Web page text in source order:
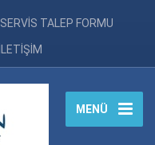
SERVİS TALEP FORMU
İLETİŞİM
MENÜ